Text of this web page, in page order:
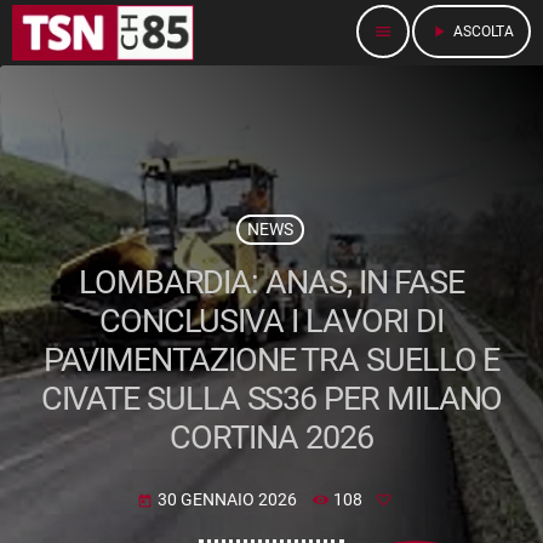
menu play_arrow ASCOLTA
NEWS
LOMBARDIA: ANAS, IN FASE
CONCLUSIVA I LAVORI DI
PAVIMENTAZIONE TRA SUELLO E
CIVATE SULLA SS36 PER MILANO
CORTINA 2026
today 30 GENNAIO 2026 108